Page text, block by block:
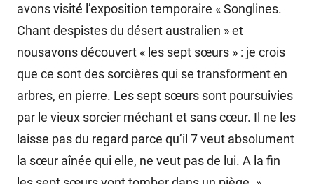
avons visité l’exposition temporaire « Songlines.
Chant despistes du désert australien » et
nousavons découvert « les sept sœurs » : je crois
que ce sont des sorcières qui se transforment en
arbres, en pierre. Les sept sœurs sont poursuivies
par le vieux sorcier méchant et sans cœur. Il ne les
laisse pas du regard parce qu’il 7 veut absolument
la sœur aînée qui elle, ne veut pas de lui. A la fin